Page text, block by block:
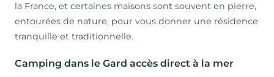
la France, et certaines maisons sont souvent en pierre,
entourées de nature, pour vous donner une résidence
tranquille et traditionnelle.
Camping dans le Gard accès direct à la mer